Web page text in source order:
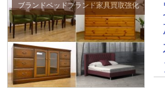
ブランドベッドブランド家具買取強化